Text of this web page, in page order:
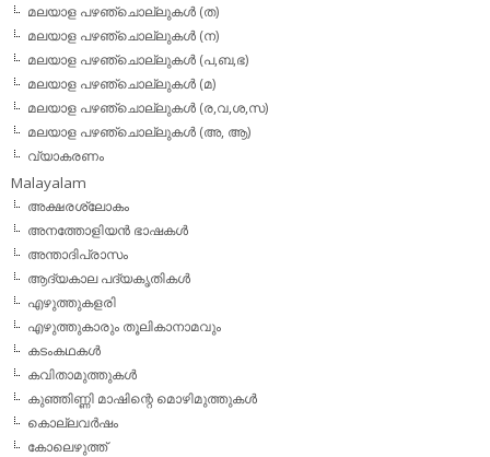
മലയാള പഴഞ്ചൊല്ലുകള്‍ (ത)
മലയാള പഴഞ്ചൊല്ലുകള്‍ (ന)
മലയാള പഴഞ്ചൊല്ലുകള്‍ (പ,ബ,ഭ)
മലയാള പഴഞ്ചൊല്ലുകള്‍ (മ)
മലയാള പഴഞ്ചൊല്ലുകള്‍ (ര,വ,ശ,സ)
മലയാള പഴഞ്ചൊല്ലുകൾ (അ, ആ)
വ്യാകരണം
Malayalam
അക്ഷരശ്ലോകം
അനത്തോളിയന്‍ ഭാഷകള്‍
അന്താദിപ്രാസം
ആദ്യകാല പദ്യകൃതികള്‍
എഴുത്തുകളരി
എഴുത്തുകാരും തൂലികാനാമവും
കടംകഥകള്‍
കവിതാമുത്തുകള്‍
കുഞ്ഞിണ്ണി മാഷിന്റെ മൊഴിമുത്തുകള്‍
കൊല്ലവര്‍ഷം
കോലെഴുത്ത്